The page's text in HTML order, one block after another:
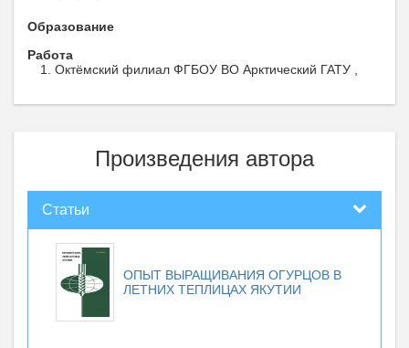
Образование
Работа
Октёмский филиал ФГБОУ ВО Арктический ГАТУ ,
Произведения автора
Статьи
ОПЫТ ВЫРАЩИВАНИЯ ОГУРЦОВ В
ЛЕТНИХ ТЕПЛИЦАХ ЯКУТИИ